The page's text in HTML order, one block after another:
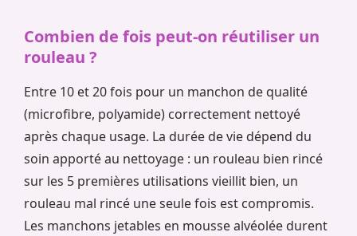
Combien de fois peut-on réutiliser un
rouleau ?
Entre 10 et 20 fois pour un manchon de qualité
(microfibre, polyamide) correctement nettoyé
après chaque usage. La durée de vie dépend du
soin apporté au nettoyage : un rouleau bien rincé
sur les 5 premières utilisations vieillit bien, un
rouleau mal rincé une seule fois est compromis.
Les manchons jetables en mousse alvéolée durent